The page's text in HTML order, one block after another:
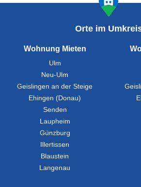
Orte im
Wohnung Mieten
Ulm
Neu-Ulm
Geislingen an der Steige
Ehingen (Donau)
Senden
Laupheim
Günzburg
Illertissen
Blaustein
Langenau